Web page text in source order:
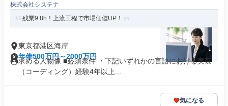
株式会社システナ
残業9.8h！上流工程で市場価値UP！
東京都港区海岸
年俸500万円～2000万円
求める人物像 ■必須条件 ・下記いずれかの言語における実装
（コーディング）経験4年以上...
気になる